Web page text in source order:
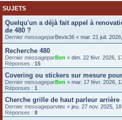
SUJETS
Quelqu'un a déjà fait appel à
de 480 ?
Dernier messageparBevis36 « mar. 21 juil.
Recherche 480
Dernier messageparBen « dim. 22 févr. 2026,
Réponses : 15
Covering ou stickers sur mesure
Dernier messageparBen « mar. 17 févr. 2026,
Réponses : 1
Cherche grille de haut parleur arrière
Dernier messageparvtec « jeu. 27 nov. 2025,
Réponses : 8